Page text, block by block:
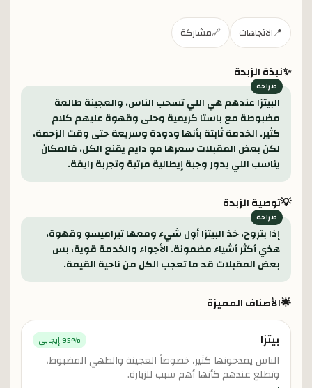
📍الاتجاهات 🔗مشاركة
✨نبذة الزبدة
البيتزا عندهم هي اللي تسحب الناس، والعجينة طالعة
مضبوطة مع باستا كريمية وحلى وقهوة عليهم كلام
كثير. الخدمة ثابتة بأنها ودودة وسريعة حتى وقت الزحمة،
لكن بعض المقبلات سعرها مو دايم يقنع الكل، فالمكان
يناسب اللي يدور وجبة إيطالية مرتبة وتجربة رايقة.
💡توصية الزبدة
إذا بتروح، خذ البيتزا أول شيء ومعها تيراميسو وقهوة،
هذي أكثر أشياء مضمونة. الأجواء والخدمة قوية، بس
بعض المقبلات قد ما تعجب الكل من ناحية القيمة.
🌟الأصناف المميزة
بيتزا 95% إيجابي
الناس يمدحونها كثير، خصوصاً العجينة والطهي المضبوط،
وتطلع عندهم كأنها أهم سبب للزيارة.